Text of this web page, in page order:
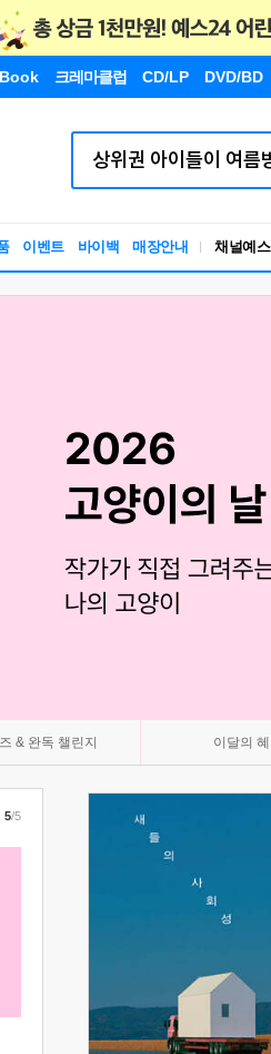
크레마클럽 CD/LP DVD/BD
이벤트 바이백 매장안내 채널예스
& 완독 챌린지 이달의
5/5